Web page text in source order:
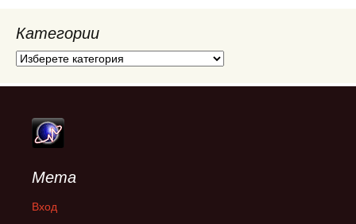
Категории
Категории
Мета
Вход